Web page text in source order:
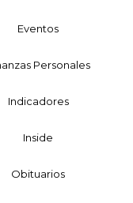
Eventos
Personales
Indicadores
Inside
Obituarios